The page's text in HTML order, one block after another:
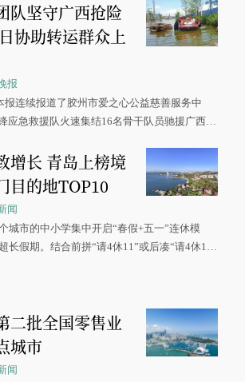
队坚守广西抢险
协助转运群众上
报
报连续报道了胶州市爱之心公益慈善服务中
应急救援队火速集结16名骨干队员驰援广西灾
增长 青岛上榜境
目的地TOP10
闻
城市的中小学集中开启“春假+五一”连休模
长假期。结合前拼“请4休11”或后凑“请4休1
二批全国零售业
城市
闻